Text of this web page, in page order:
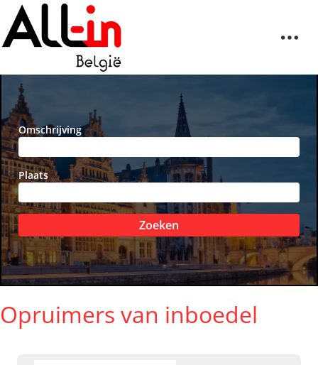
Omschrijving
Plaats
Zoeken
Opruimers van inboedel